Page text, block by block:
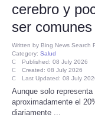
Product
Health
Pets
cerebro y
ser comunes
Written by Bing News Search
Category: Salud
Published: 08 July 2026
Created: 08 July 2026
Last Updated: 08 July
Aunque solo
aproximadamente el
diariamente ...